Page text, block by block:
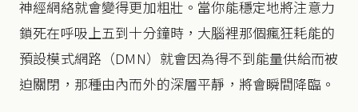
神經網絡就會變得更加粗壯。當你能穩定地將注意力
鎖死在呼吸上五到十分鐘時，大腦裡那個瘋狂耗能的
預設模式網路（DMN）就會因為得不到能量供給而被
迫關閉，那種由內而外的深層平靜，將會瞬間降臨。